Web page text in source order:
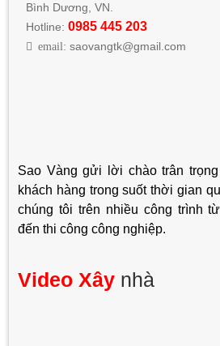
Bình Dương, VN.
Hotline: 0985 445 203
email: saovangtk@gmail.com
Sao Vàng gửi lời chào trân
khách hàng trong suốt thời gian
chúng tôi trên nhiều công trình
đến thi công công nghiệp.
Video Xâynhà